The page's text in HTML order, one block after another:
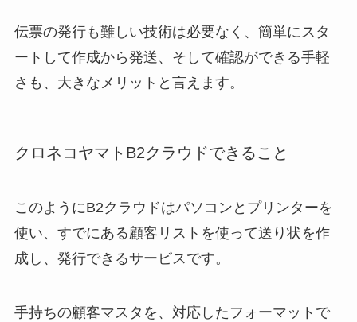
伝票の発行も難しい技術は必要なく、簡単にスタ
ートして作成から発送、そして確認ができる手軽
さも、大きなメリットと言えます。
クロネコヤマトB2クラウドできること
このようにB2クラウドはパソコンとプリンターを
使い、すでにある顧客リストを使って送り状を作
成し、発行できるサービスです。
手持ちの顧客マスタを、対応したフォーマットで